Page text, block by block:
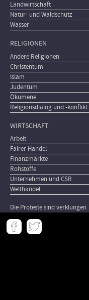
Landwirtschaft
Natur- und Waldschutz
Wasser
RELIGIONEN
Andere Religionen
Christentum
Islam
Judentum
Ökumene
Religionsdialog und -konflikt
WIRTSCHAFT
Arbeit
Fairer Handel
Finanzmärkte
Rohstoffe
Unternehmen und CSR
Welthandel
Die Proteste sind verklungen
Meta
-